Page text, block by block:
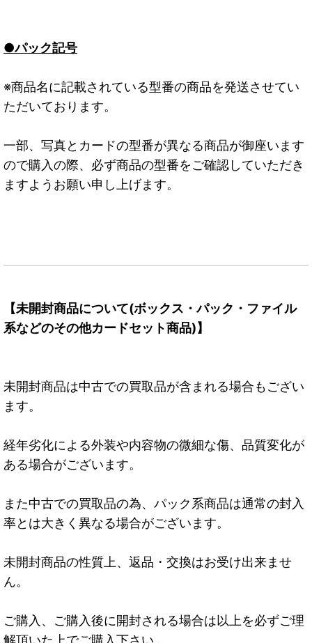
●パック記号
※商品名に記載されている型番の商品を発送させてい
ただいております。
一部、写真とカードの型番が異なる商品が御座います
ので購入の際、必ず商品の型番をご確認していただき
ますようお願い申し上げます。
【未開封商品について(ボックス・パック・ファイル
系などのその他カードセット商品)】
未開封商品は中古での買取品が含まれる場合もござい
ます。
経年劣化による外装や内容物の微細な傷、品質変化が
ある場合がございます。
また中古での買取品の為、パック系商品は通常の封入
率とは大きく異なる場合がございます。
未開封商品の性質上、返品・交換はお受け出来ませ
ん。
ご購入、ご購入後に開封される場合は以上を必ずご理
解頂いた上でご購入下さい。